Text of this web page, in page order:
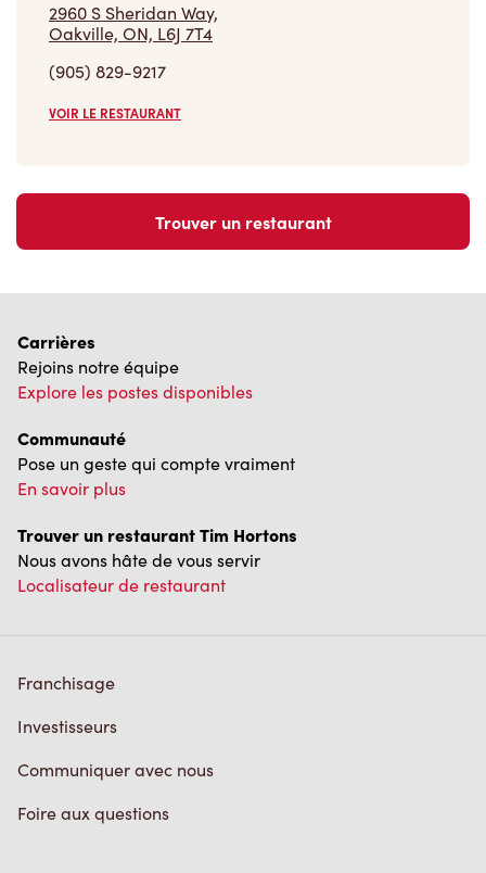
2960 S Sheridan Way,
Oakville, ON, L6J 7T4
(905) 829-9217
VOIR LE RESTAURANT
Trouver un restaurant
Carrières
Rejoins notre équipe
Explore les postes disponibles
Communauté
Pose un geste qui compte vraiment
En savoir plus
Trouver un restaurant Tim Hortons
Nous avons hâte de vous servir
Localisateur de restaurant
Franchisage
Investisseurs
Communiquer avec nous
Foire aux questions